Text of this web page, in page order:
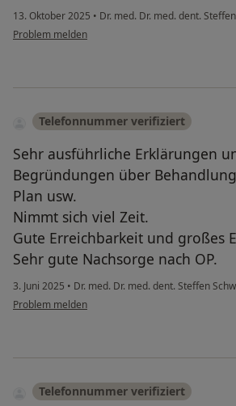
13. Oktober 2025 • Dr. med. Dr. med. dent.
Problem melden
Telefonnummer verifiziert
Sehr ausführliche Erklärungen
Begründungen über
Plan usw.
Nimmt sich viel Zeit.
Gute Erreichbarkeit und großes
Sehr gute Nachsorge nach OP.
3. Juni 2025 • Dr. med. Dr. med. dent. Steffen
Problem melden
Telefonnummer verifiziert